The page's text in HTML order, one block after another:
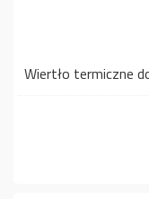
Wiertło termiczne